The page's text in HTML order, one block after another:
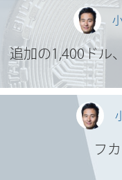
追加の1,400ドル
フ